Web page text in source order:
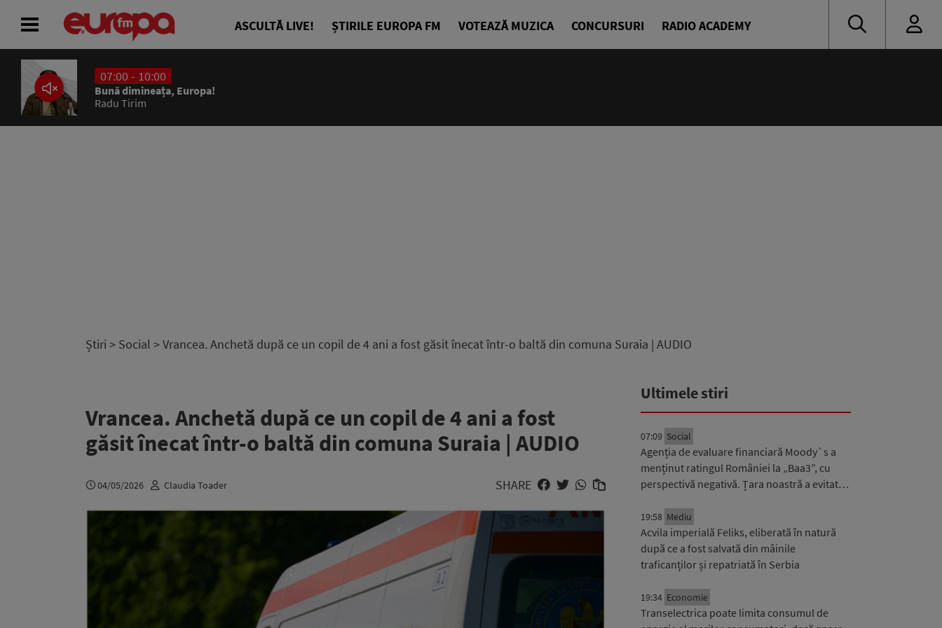
ASCULTĂ LIVE! ȘTIRILE EUROPA FM VOTEAZĂ MUZICA CONCURSURI RADIO ACADEMY
07:00 - 10:00
Bună dimineața, Europa!
Radu Tirim
Știri > Social > Vrancea. Anchetă după ce un copil de 4 ani a fost găsit înecat într-o baltă din comuna Suraia | AUDIO
Vrancea. Anchetă după ce un copil de 4 ani a fost
găsit înecat într-o baltă din comuna Suraia | AUDIO
04/05/2026 Claudia Toader SHARE
Ultimele stiri
07:09 Social
Agenția de evaluare financiară Moody`s a
menținut ratingul României la „Baa3”, cu
perspectivă negativă. Țara noastră a evitat…
19:58 Mediu
Acvila imperială Feliks, eliberată în natură
după ce a fost salvată din mâinile
traficanților și repatriată în Serbia
19:34 Economie
Transelectrica poate limita consumul de
ACASĂ
ȘTIRI